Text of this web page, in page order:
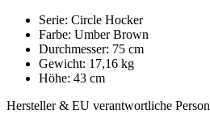
Serie: Circle Hocker
Farbe: Umber Brown
Durchmesser: 75 cm
Gewicht: 17,16 kg
Höhe: 43 cm
Hersteller & EU verantwortliche Person